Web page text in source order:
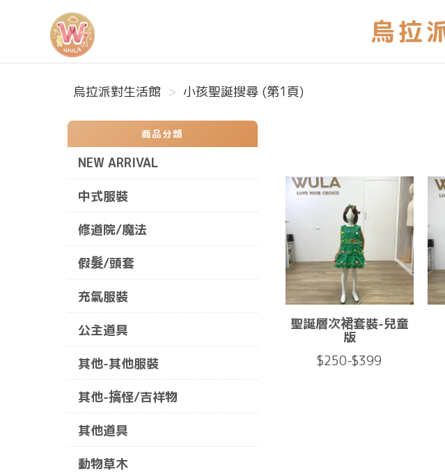
烏拉派對生活館
烏拉派對生活館 小孩聖誕搜尋 (第1頁)
商品分類
NEW ARRIVAL
中式服裝
修道院/魔法
假髮/頭套
充氣服裝
公主道具
其他-其他服裝
其他-搞怪/吉祥物
其他道具
動物草木
聖誕層次裙套裝-兒童
版
$250-$399